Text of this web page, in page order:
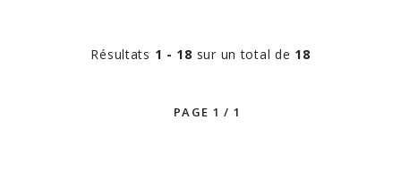
Résultats 1 - 18 sur un total de 18